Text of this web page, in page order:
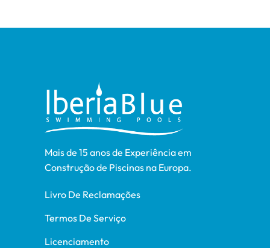
Mais de 15 anos de Experiência em
Construção de Piscinas na Europa.
Livro De Reclamações
Termos De Serviço
Licenciamento